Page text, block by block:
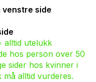
side
alltid utelukk
hos person over 50
sider hos kvinner i
alltid vurderes.